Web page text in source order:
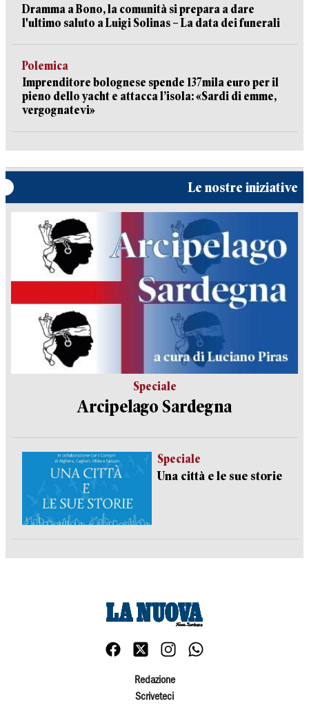
Dramma a Bono, la comunità si prepara a dare
l'ultimo saluto a Luigi Solinas – La data dei funerali
Polemica
Imprenditore bolognese spende 137mila euro per il
pieno dello yacht e attacca l’isola: «Sardi di emme,
vergognatevi»
Le nostre iniziative
Speciale
Arcipelago Sardegna
Speciale
Una città e le sue storie
Redazione
Scriveteci